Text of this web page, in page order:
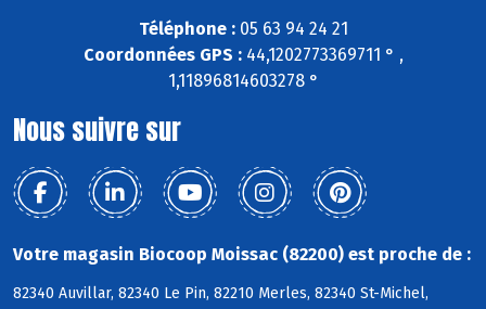
Téléphone :05 63 94 24 21
Coordonnées GPS :44,1202773369711 ° ,
1,11896814603278 °
Nous suivre sur
Votre magasin Biocoop Moissac (82200) est proche de :
82340 Auvillar, 82340 Le Pin, 82210 Merles, 82340 St-Michel,